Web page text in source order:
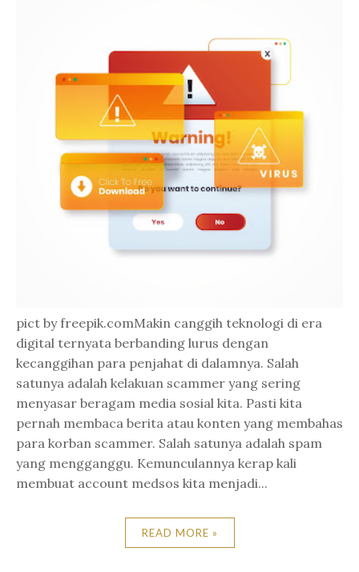
pict by freepik.comMakin canggih teknologi di era
digital ternyata berbanding lurus dengan
kecanggihan para penjahat di dalamnya. Salah
satunya adalah kelakuan scammer yang sering
menyasar beragam media sosial kita. Pasti kita
pernah membaca berita atau konten yang membahas
para korban scammer. Salah satunya adalah spam
yang mengganggu. Kemunculannya kerap kali
membuat account medsos kita menjadi...
READ MORE »